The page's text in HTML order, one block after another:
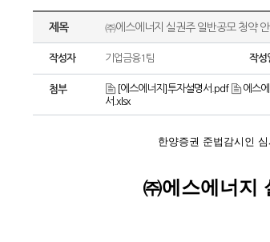
제목 ㈜에스에너지 실권주 일반공모 청약
작성자 기업금융1팀 작성
첨부 [에스에너지]투자설명서.pdf 에스
서.xlsx
한양증권 준법감시인 심
㈜에스에너지